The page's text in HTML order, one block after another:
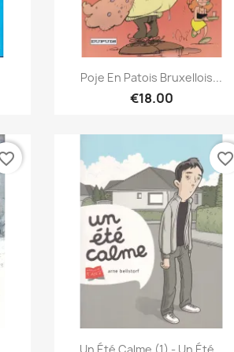
Quick view
Poje En Patois Bruxellois...
€18.00
Quick view
Un Été Calme (1) - Un Été...
favorite_border